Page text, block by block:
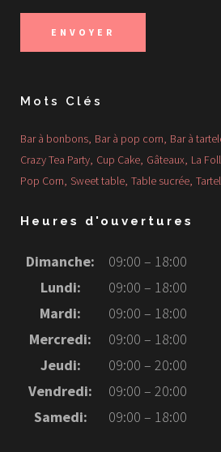
Mots Clés
Bar à bonbons Bar à pop corn Bar à
Crazy Tea Party Cup Cake Gâteaux La
Pop Corn Sweet table Table sucrée
Heures d'ouvertures
Dimanche:
09:00 – 18:00
Lundi:
09:00 – 18:00
Mardi:
09:00 – 18:00
Mercredi:
09:00 – 18:00
Jeudi:
09:00 – 20:00
Vendredi:
09:00 – 20:00
Samedi:
09:00 – 18:00